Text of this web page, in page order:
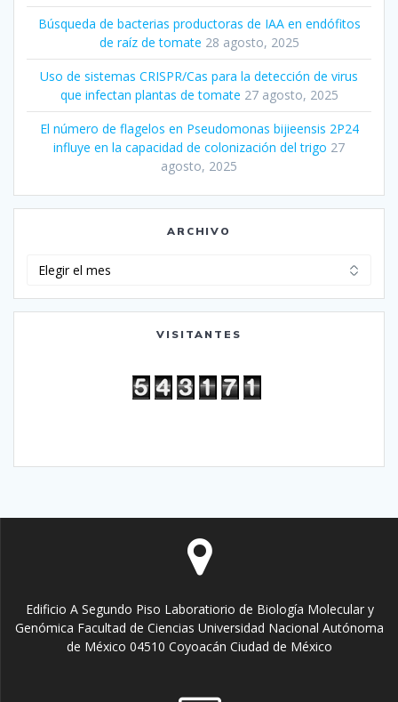
Búsqueda de bacterias productoras de IAA en endófitos
de raíz de tomate 28 agosto, 2025
Uso de sistemas CRISPR/Cas para la detección de virus
que infectan plantas de tomate 27 agosto, 2025
El número de flagelos en Pseudomonas bijieensis 2P24
influye en la capacidad de colonización del trigo 27
agosto, 2025
ARCHIVO
VISITANTES
Edificio A Segundo Piso Laboratiorio de Biología Molecular y
Genómica Facultad de Ciencias Universidad Nacional Autónoma
de México 04510 Coyoacán Ciudad de México